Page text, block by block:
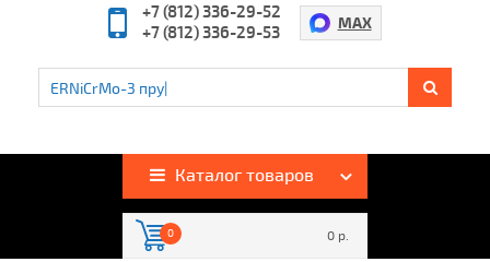
Полезная информация
Гарантия и возврат
+7 (812) 336-29-52
+7 (812) 336-29-53
MAX
Каталог товаров
0 0 р.